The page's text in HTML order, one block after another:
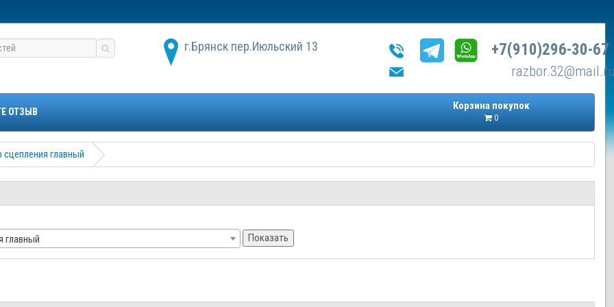
г.Брянск пер.Июльский 13 +7(910)296-30-67
Корзина покупок
0
ОТЗЫВ
сцепления главный
главный Показать